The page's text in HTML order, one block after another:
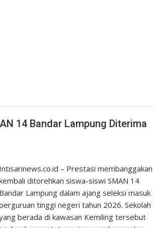
14 Bandar Lampung Diterima
Intisarinews.co.id – Prestasi membanggakan
ditorehkan siswa-siswi SMAN 14
Bandar Lampung dalam ajang seleksi masuk
tinggi negeri tahun 2026. Sekolah
berada di kawasan Kemiling tersebut